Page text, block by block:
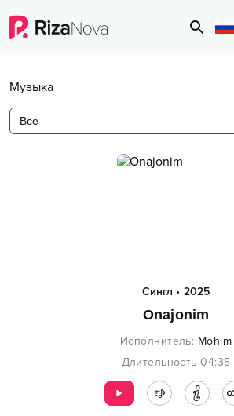
Музыка
Все
Сингл • 2025
Onajonim
Исполнитель: Mohim
Длительность 04:35